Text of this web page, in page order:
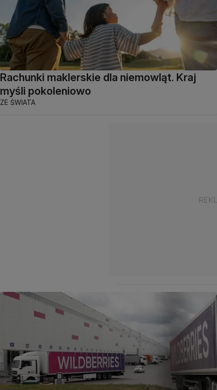
Rachunki maklerskie dla niemowląt. Kraj
myśli pokoleniowo
ZE ŚWIATA